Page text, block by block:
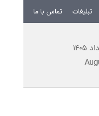
تبلیغات تماس با ما